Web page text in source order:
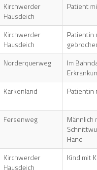
Kirchwerder
Hausdeich
Patient
Kirchwerder
Hausdeich
Patientin
Norderquerweg
Im
Karkenland Patientin
Fersenweg
Männlich
Hand
Kirchwerder
Hausdeich
Kind mit